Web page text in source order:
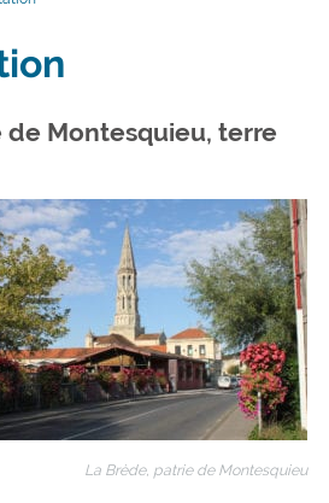
de Montesquieu, terre
La Brède, patrie de Montesquieu